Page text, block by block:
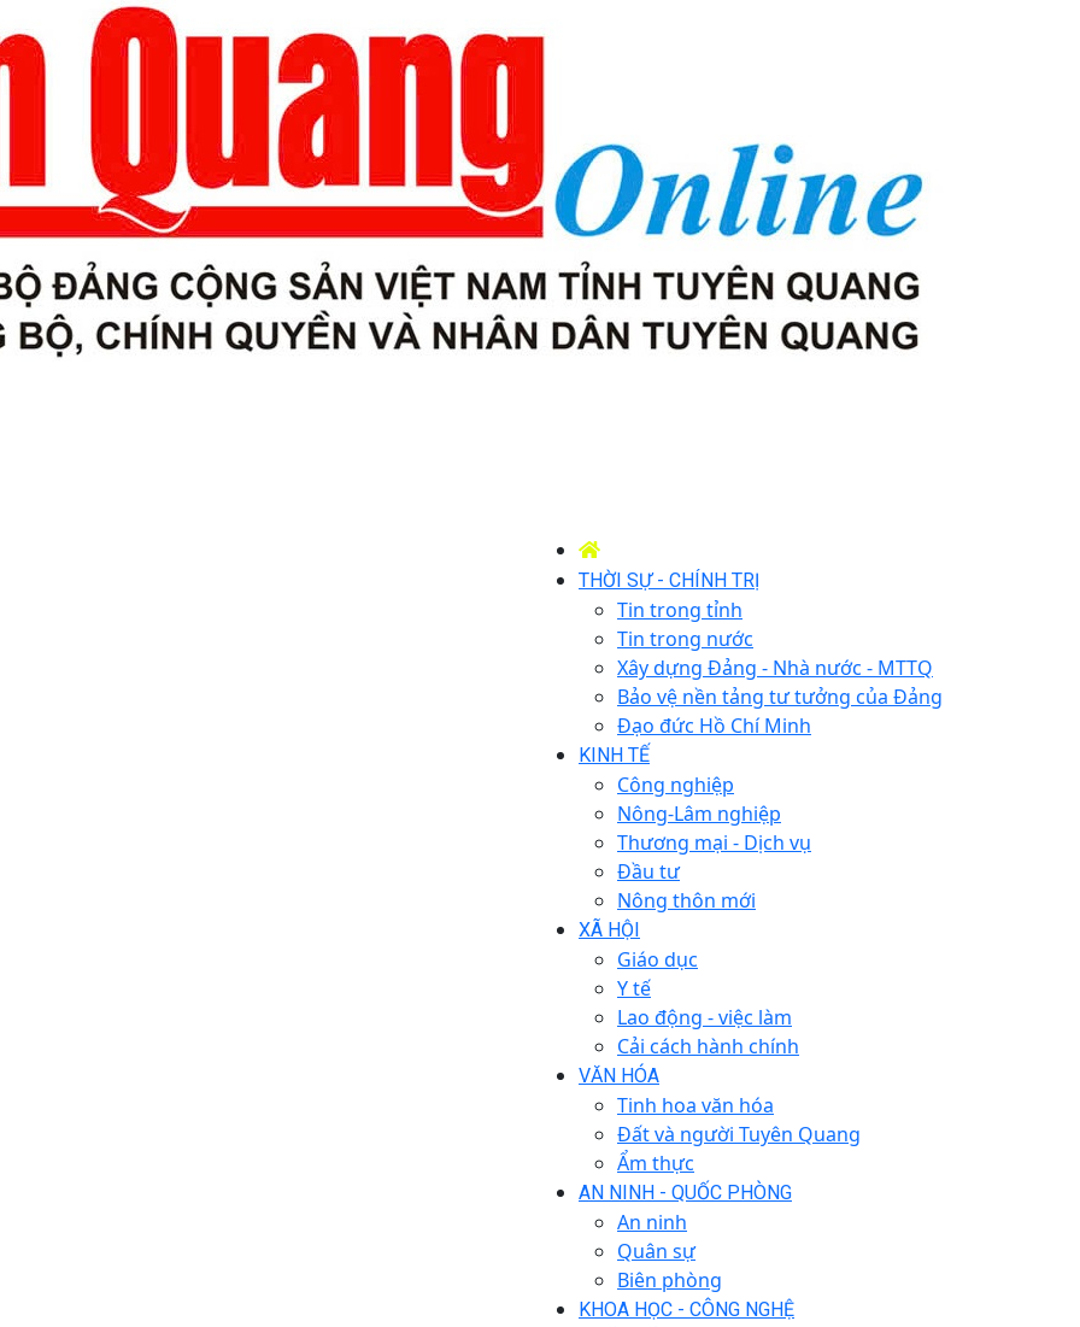
THỜI SỰ - CHÍNH TRỊ
Tin trong tỉnh
Tin trong nước
Xây dựng Đảng - Nhà nước - MTTQ
Bảo vệ nền tảng tư tưởng của Đảng
Đạo đức Hồ Chí Minh
KINH TẾ
Công nghiệp
Nông-Lâm nghiệp
Thương mại - Dịch vụ
Đầu tư
Nông thôn mới
XÃ HỘI
Giáo dục
Y tế
Lao động - việc làm
Cải cách hành chính
VĂN HÓA
Tinh hoa văn hóa
Đất và người Tuyên Quang
Ẩm thực
AN NINH - QUỐC PHÒNG
An ninh
Quân sự
Biên phòng
KHOA HỌC - CÔNG NGHỆ